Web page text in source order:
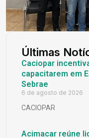
Últimas
Caciopar
capacitarem em
Sebrae
6 de agosto de 2026
CACIOPAR
Acimacar reúne